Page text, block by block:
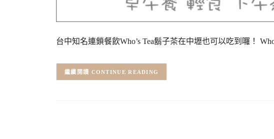
台中知名連鎖餐飲Who’s Tea鬍子茶在中壢也可以吃到囉！
CONTINUE READING